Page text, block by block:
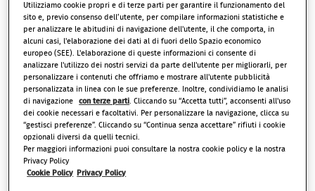
l’App My Verisure.
Siamo presenti con l’antifurto Verisure a Firenze e
provincia, se cerchi un sistema di ultima
generazione, consulta i nostri esperti di sicurezza. Per
vivere al sicuro è necessario un sopralluogo
dettagliato delle zone da allarmare: i nostri
professionisti analizzeranno tutti i punti deboli e
cercheranno le soluzioni più adatte alle tue
esigenze.
Esistono varie tipologie di kit, da quello base a quelli
Utilizziamo cookie propri e di terze parti per garantire il funzionamento del
sito e, previo consenso dell’utente, per compilare informazioni statistiche e
per analizzare le abitudini di navigazione dell'utente, il che comporta, in
alcuni casi, l'elaborazione dei dati al di fuori dello Spazio economico
europeo (SEE). L'elaborazione di queste informazioni ci consente di
analizzare l'utilizzo dei nostri servizi da parte dell'utente per migliorarli, per
personalizzare i contenuti che offriamo e mostrare all'utente pubblicità
personalizzata in linea con le sue preferenze. Inoltre, condividiamo le analisi
di navigazione
con terze parti . Cliccando su “Accetta tutti”, acconsenti all'uso
dei cookie necessari e facoltativi. Per personalizzare la navigazione, clicca su
“gestisci preferenze”. Cliccando su “Continua senza accettare” rifiuti i cookie
opzionali diversi da quelli tecnici.
Per maggiori informazioni puoi consultare la nostra cookie policy e la nostra
Privacy Policy
Cookie Policy
Privacy Policy